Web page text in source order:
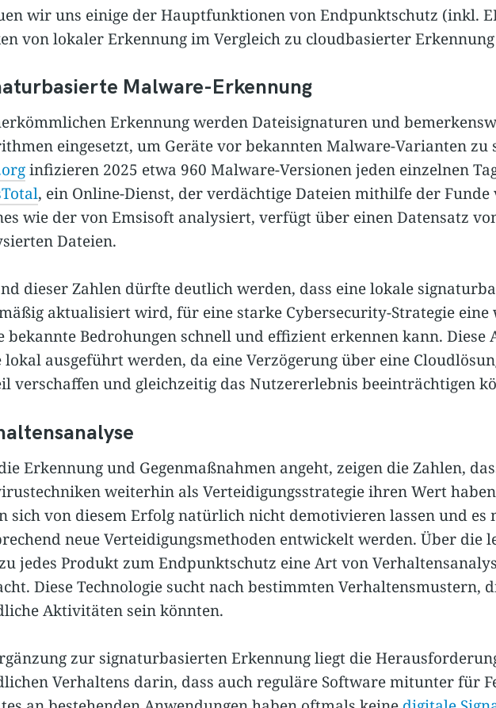
wir uns einige der Hauptfunktionen von Endpunktschutz (inkl.
von lokaler Erkennung im Vergleich zu cloudbasierter
Malware-Erkennung
Erkennung werden Dateisignaturen und
eingesetzt, um Geräte vor bekannten Malware-Varianten zu
infizieren 2025 etwa 960 Malware-Versionen jeden einzelnen
, ein Online-Dienst, der verdächtige Dateien mithilfe der
wie der von Emsisoft analysiert, verfügt über einen Datensatz
Dateien.
dieser Zahlen dürfte deutlich werden, dass eine lokale
aktualisiert wird, für eine starke Cybersecurity-Strategie eine
bekannte Bedrohungen schnell und effizient erkennen kann. Diese
lokal ausgeführt werden, da eine Verzögerung über eine
verschaffen und gleichzeitig das Nutzererlebnis beeinträchtigen
Erkennung und Gegenmaßnahmen angeht, zeigen die Zahlen,
weiterhin als Verteidigungsstrategie ihren Wert
sich von diesem Erfolg natürlich nicht demotivieren lassen und es
neue Verteidigungsmethoden entwickelt werden. Über die
jedes Produkt zum Endpunktschutz eine Art von
Diese Technologie sucht nach bestimmten Verhaltensmustern,
Aktivitäten sein könnten.
zur signaturbasierten Erkennung liegt die
Verhaltens darin, dass auch reguläre Software mitunter für